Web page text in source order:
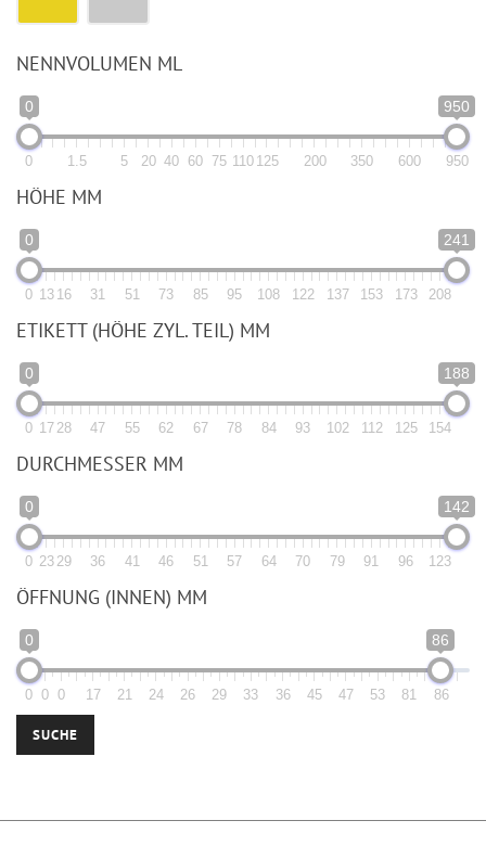
NENNVOLUMEN ML
0 950
0 1.5 5 20 40 60 75 110 125 200 350 600 950
HÖHE MM
0 241
0 13 16 31 51 73 85 95 108 122 137 153 173 208
ETIKETT (HÖHE ZYL. TEIL) MM
0 188
0 17 28 47 55 62 67 78 84 93 102 112 125 154
DURCHMESSER MM
0 142
0 23 29 36 41 46 51 57 64 70 79 91 96 123
ÖFFNUNG (INNEN) MM
0 86
0 0 0 17 21 24 26 29 33 36 45 47 53 81 86
SUCHE